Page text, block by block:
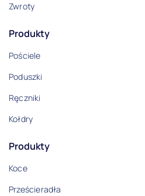
Zwroty
Produkty
Pościele
Poduszki
Ręczniki
Kołdry
Produkty
Koce
Prześcieradła